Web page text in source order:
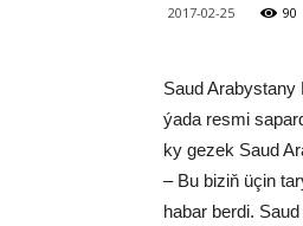
2017-02-25 90
Sa­ud
ýa­da res­mi
ky ge­zek Sa­ud
– Bu bi­ziň üçin
ha­bar ber­di.